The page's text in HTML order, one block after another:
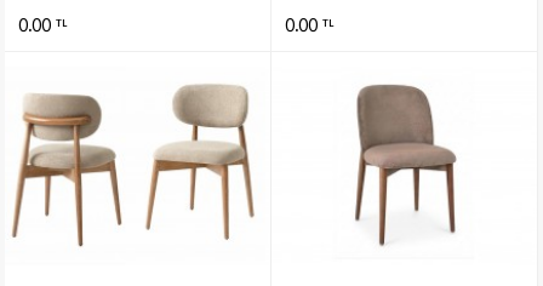
0.00 TL 0.00 TL